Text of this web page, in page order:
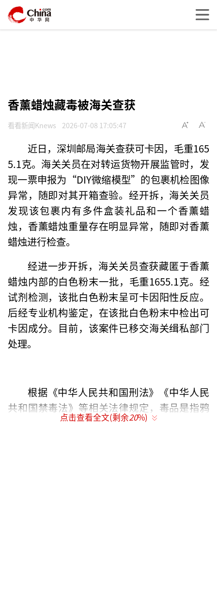
香薰蜡烛藏毒被海关查获
看看新闻Knews 2026-07-08 17:05:47
近日，深圳邮局海关查获可卡因，毛重165
5.1克。海关关员在对转运货物开展监管时，发
现一票申报为“DIY微缩模型”的包裹机检图像
异常，随即对其开箱查验。经开拆，海关关员
发现该包裹内有多件盒装礼品和一个香薰蜡
烛，香薰蜡烛重量存在明显异常，随即对香薰
蜡烛进行检查。
经进一步开拆，海关关员查获藏匿于香薰
蜡烛内部的白色粉末一批，毛重1655.1克。经
试剂检测，该批白色粉末呈可卡因阳性反应。
后经专业机构鉴定，在该批白色粉末中检出可
卡因成分。目前，该案件已移交海关缉私部门
处理。
根据《中华人民共和国刑法》《中华人民
共和国禁毒法》等相关法律规定，毒品是指鸦
片、海洛因、甲基苯丙胺（冰毒）、吗啡、大
点击查看全文(剩余20%)